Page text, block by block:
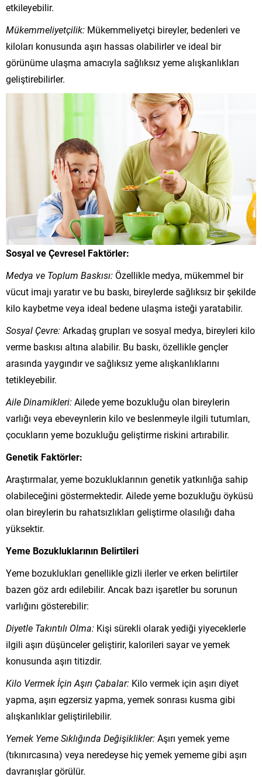
etkileyebilir.
Mükemmeliyetçilik: Mükemmeliyetçi bireyler, bedenleri ve
kiloları konusunda aşırı hassas olabilirler ve ideal bir
görünüme ulaşma amacıyla sağlıksız yeme alışkanlıkları
geliştirebilirler.
Sosyal ve Çevresel Faktörler:
Medya ve Toplum Baskısı: Özellikle medya, mükemmel bir
vücut imajı yaratır ve bu baskı, bireylerde sağlıksız bir şekilde
kilo kaybetme veya ideal bedene ulaşma isteği yaratabilir.
Sosyal Çevre:Arkadaş grupları ve sosyal medya, bireyleri kilo
verme baskısı altına alabilir. Bu baskı, özellikle gençler
arasında yaygındır ve sağlıksız yeme alışkanlıklarını
tetikleyebilir.
Aile Dinamikleri:Ailede yeme bozukluğu olan bireylerin
varlığı veya ebeveynlerin kilo ve beslenmeyle ilgili tutumları,
çocukların yeme bozukluğu geliştirme riskini artırabilir.
Genetik Faktörler:
Araştırmalar, yeme bozukluklarının genetik yatkınlığa sahip
olabileceğini göstermektedir. Ailede yeme bozukluğu öyküsü
olan bireylerin bu rahatsızlıkları geliştirme olasılığı daha
yüksektir.
Yeme Bozukluklarının Belirtileri
Yeme bozuklukları genellikle gizli ilerler ve erken belirtiler
bazen göz ardı edilebilir. Ancak bazı işaretler bu sorunun
varlığını gösterebilir:
Diyetle Takıntılı Olma: Kişi sürekli olarak yediği yiyeceklerle
ilgili aşırı düşünceler geliştirir, kalorileri sayar ve yemek
konusunda aşırı titizdir.
Kilo Vermek İçin Aşırı Çabalar: Kilo vermek için aşırı diyet
yapma, aşırı egzersiz yapma, yemek sonrası kusma gibi
alışkanlıklar geliştirilebilir.
Yemek Yeme Sıklığında Değişiklikler:Aşırı yemek yeme
(tıkınırcasına) veya neredeyse hiç yemek yememe gibi aşırı
davranışlar görülür.